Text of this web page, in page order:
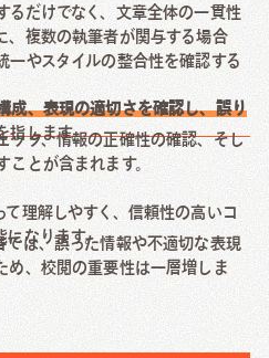
るだけでなく、文章全体の一貫性
、複数の執筆者が関与する場合
一やスタイルの整合性を確認する
成、表現の適切さを確認し、誤り
指します。
ック、情報の正確性の確認、そし
とが含まれます。
理解しやすく、信頼性の高いコ
になります。
では、誤った情報や不適切な表現
め、校閲の重要性は一層増しま